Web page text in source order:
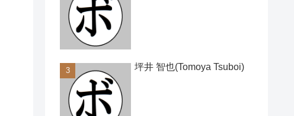
坪井 智也(Tomoya Tsuboi)